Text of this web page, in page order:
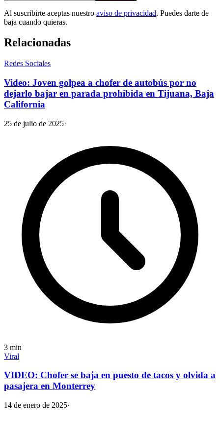
Al suscribirte aceptas nuestro aviso de privacidad. Puedes darte de
baja cuando quieras.
Relacionadas
Redes Sociales
Video: Joven golpea a chofer de autobús por no
dejarlo bajar en parada prohibida en Tijuana, Baja
California
25 de julio de 2025·
3 min
Viral
VIDEO: Chofer se baja en puesto de tacos y olvida a
pasajera en Monterrey
14 de enero de 2025·